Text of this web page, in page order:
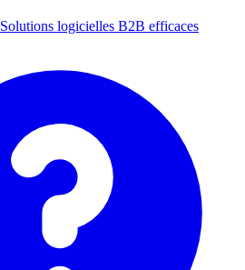
Solutions logicielles B2B efficaces